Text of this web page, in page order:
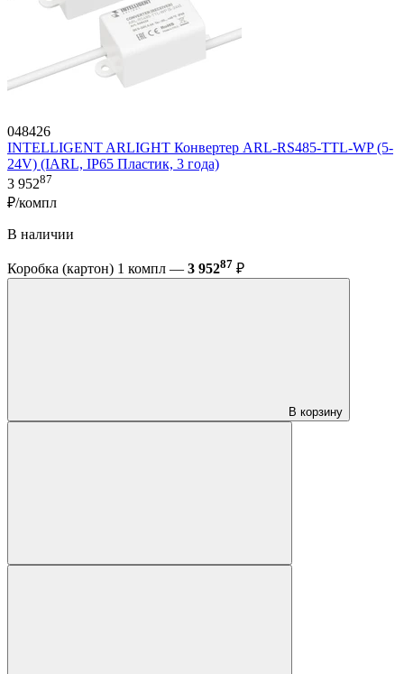
048426
INTELLIGENT ARLIGHT Конвертер ARL-RS485-TTL-WP (5-
24V) (IARL, IP65 Пластик, 3 года)
3 95287
₽/компл
В наличии
Коробка (картон) 1 компл — 3 95287 ₽
В корзину